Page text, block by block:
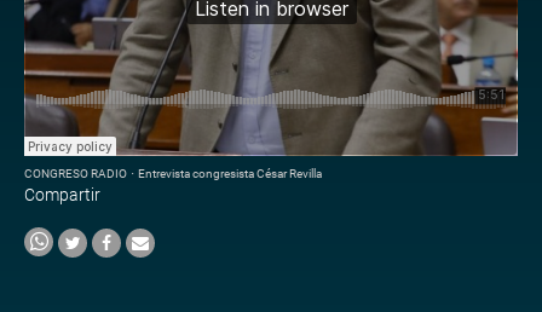
CONGRESO RADIO · Entrevista congresista César Revilla
Compartir